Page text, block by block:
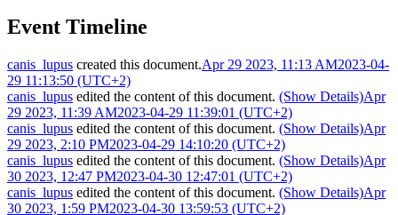
Event Timeline
canis_lupus created this document.Apr 29 2023, 11:13 AM2023-04-
29 11:13:50 (UTC+2)
canis_lupus edited the content of this document. (Show Details)Apr
29 2023, 11:39 AM2023-04-29 11:39:01 (UTC+2)
canis_lupus edited the content of this document. (Show Details)Apr
29 2023, 2:10 PM2023-04-29 14:10:20 (UTC+2)
canis_lupus edited the content of this document. (Show Details)Apr
30 2023, 12:47 PM2023-04-30 12:47:01 (UTC+2)
canis_lupus edited the content of this document. (Show Details)Apr
30 2023, 1:59 PM2023-04-30 13:59:53 (UTC+2)